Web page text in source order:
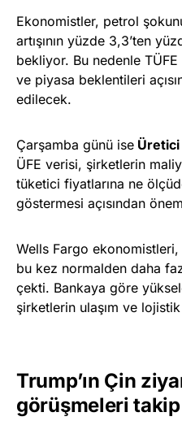
Ekonomistler, petrol
artışının yüzde 3,3’ten
bekliyor. Bu nedenle TÜFE
ve piyasa beklentileri
edilecek.
Çarşamba günü ise Üretici
ÜFE verisi, şirketlerin
tüketici fiyatlarına ne
göstermesi açısından
Wells Fargo ekonomistleri,
bu kez normalden daha
çekti. Bankaya göre
şirketlerin ulaşım ve
Trump’ın Çin
görüşmeleri